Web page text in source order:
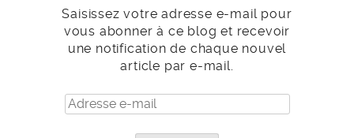
Saisissez votre adresse e-mail pour
vous abonner à ce blog et recevoir
une notification de chaque nouvel
article par e-mail.
Adresse
e-